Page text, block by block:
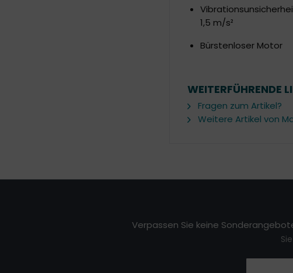
1,5 m/s²
Bürstenloser Motor
WEITERFÜHRENDE
Fragen zum Artikel?
Weitere Artikel von
Verpassen Sie keine